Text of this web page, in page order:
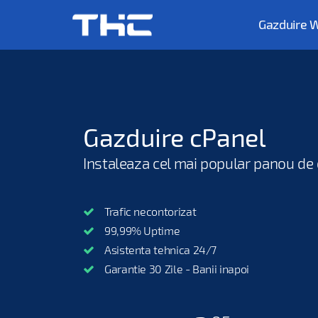
Gazduire
Gazduire cPanel
Instaleaza cel mai popular panou
Trafic necontorizat
99,99% Uptime
Asistenta tehnica 24/7
Garantie 30 Zile - Banii inapoi